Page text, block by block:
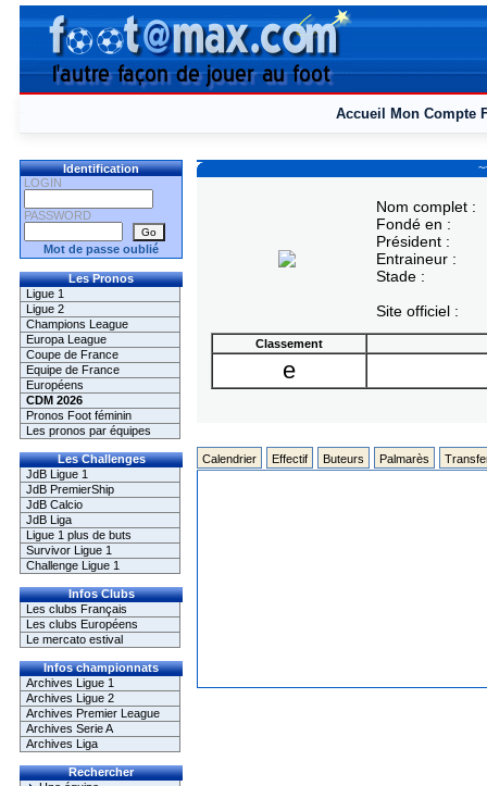
Accueil Mon Compte
Identification
LOGIN
PASSWORD
Mot de passe oublié
Les Pronos
Ligue 1
Ligue 2
Champions League
Europa League
Coupe de France
Equipe de France
Européens
CDM 2026
Pronos Foot féminin
Les pronos par équipes
Les Challenges
JdB Ligue 1
JdB PremierShip
JdB Calcio
JdB Liga
Ligue 1 plus de buts
Survivor Ligue 1
Challenge Ligue 1
Infos Clubs
Les clubs Français
Les clubs Européens
Le mercato estival
Infos championnats
Archives Ligue 1
Archives Ligue 2
Archives Premier League
Archives Serie A
Archives Liga
Rechercher
Nom complet :
Fondé en :
Président :
Entraineur :
Stade :
Site officiel :
Classement
e
Calendrier Effectif Buteurs Palmarès